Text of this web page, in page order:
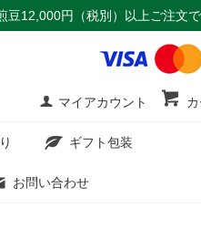
豆12,000円（税別）以上ご注文で
マイアカウント
ギフト包装
お問い合わせ